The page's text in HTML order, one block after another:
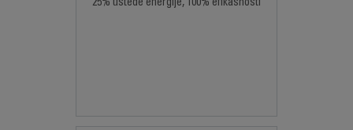
25% uštede energije, 100% efikasnosti